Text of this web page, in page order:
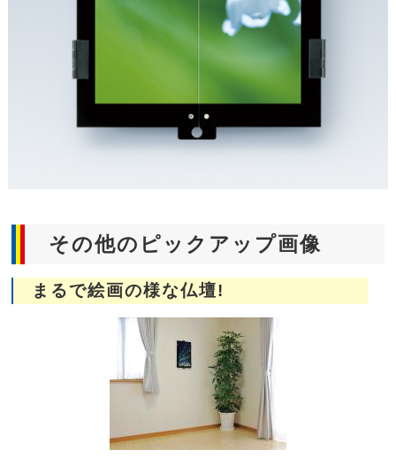
その他のピックアップ画像
まるで絵画の様な仏壇!